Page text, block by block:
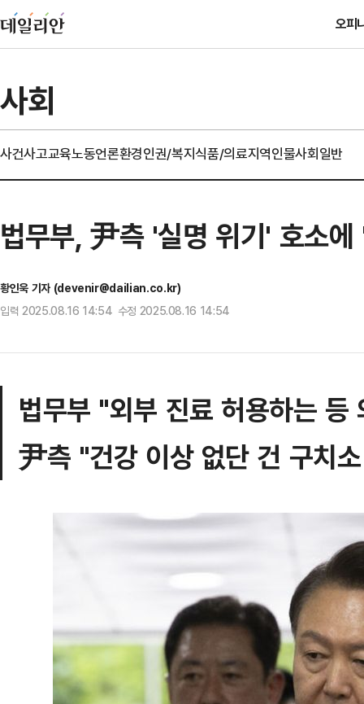
오피
사회
사건사고교육노동언론환경인권/복지식품/의료지역인물사회일반
법무부, 尹측 '실명 위기' 호소
황인욱 기자 (devenir@dailian.co.kr)
입력 2025.08.16 14:54 수정 2025.08.16 14:54
법무부 "외부 진료 허용하는 등
尹측 "건강 이상 없단 건 구치